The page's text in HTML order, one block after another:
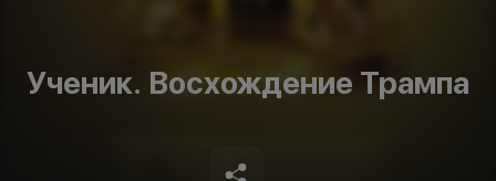
Ученик. Восхождение Трампа